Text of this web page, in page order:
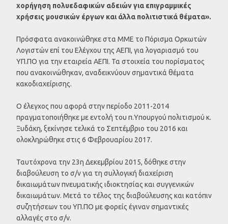
χορήγηση πολυεδαφικών αδειών για επιγραμμικές
χρήσεις μουσικών έργων και άλλα πολιτιστικά θέματα».
Πρόσφατα ανακοινώθηκε στα ΜΜΕ το Πόρισμα Ορκωτών
Λογιστών επί του Ελέγχου της ΑΕΠΙ, για λογαριασμό του
ΥΠ.ΠΟ για την εταιρεία ΑΕΠΙ. Τα στοιχεία του πορίσματος
που ανακοινώθηκαν, αναδεικνύουν σημαντικά θέματα
κακοδιαχείρισης.
Ο έλεγχος που αφορά στην περίοδο 2011-2014
πραγματοποιήθηκε με εντολή του π.Yπουργού πολιτισμού κ.
Ξυδάκη, ξεκίνησε τελικά το Σεπτέμβριο του 2016 και
ολοκληρώθηκε στις 6 Φεβρουαρίου 2017.
Ταυτόχρονα την 23η Δεκεμβρίου 2015, δόθηκε στην
διαβούλευση το σ/ν για τη συλλογική διαχείριση
δικαιωμάτων πνευματικής ιδιοκτησίας και συγγενικών
δικαιωμάτων. Μετά το τέλος της διαβούλευσης και κατόπιν
συζητήσεων του ΥΠ.ΠΟ με φορείς έγιναν σημαντικές
αλλαγές στο σ/ν.